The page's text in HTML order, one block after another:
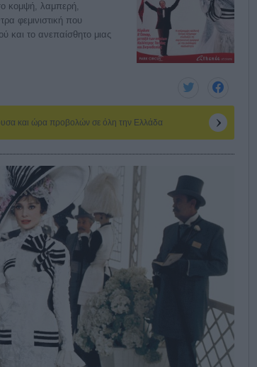
κομψή, λαμπερή,
φεμινιστική που
και το ανεπαίσθητο μιας
και ώρα προβολών σε όλη την Ελλάδα